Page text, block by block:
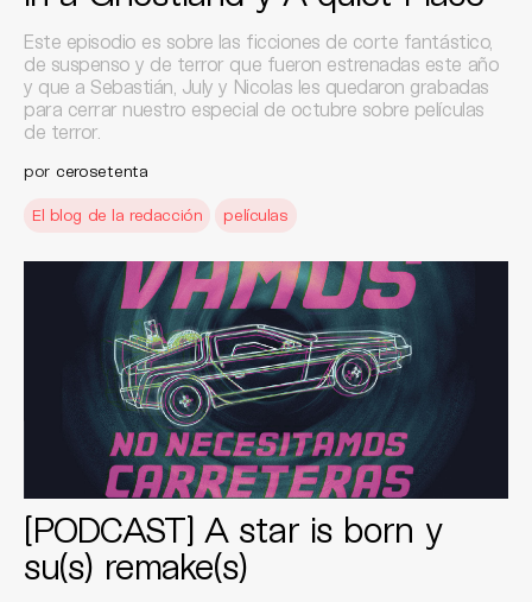
Este episodio es sobre las ficciones de corte fantástico,
de suspenso y de terror que fueron estrenadas este año
y que a Sebastián, July y Nicolas les quedaron grabadas
para cerrar nuestro especial de octubre sobre películas
de terror.
por cerosetenta
El blog de la redacción películas
[PODCAST] A star is born y
su(s) remake(s)